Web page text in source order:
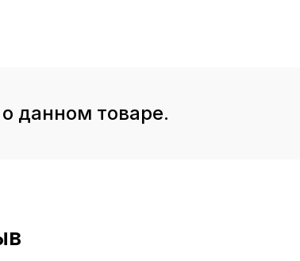
данном товаре.